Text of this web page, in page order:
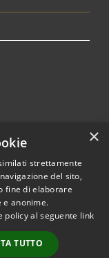
© 2026 • Comune di
• Powered by
•Accesso
redazione
×
strettamente
del sito,
fine di elaborare
e anonime.
policy al seguente link
TUTTO